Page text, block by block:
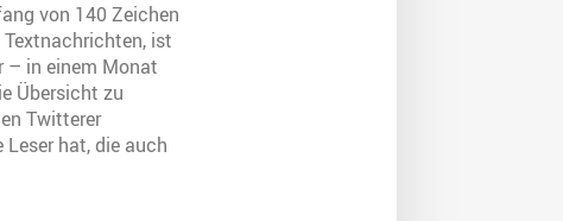
von 140 Zeichen
Textnachrichten, ist
– in einem Monat
Übersicht zu
Twitterer
hat, die auch